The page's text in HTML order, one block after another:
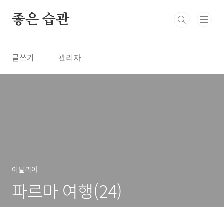
좋은 습관
글쓰기 관리자
이탈리아
파르마 여행(24)